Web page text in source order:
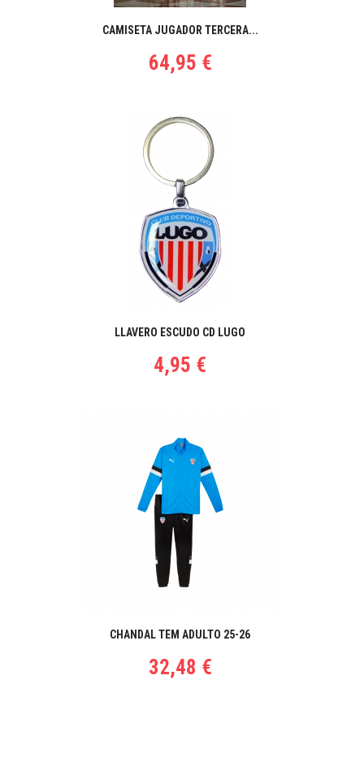
CAMISETA JUGADOR TERCERA...
64,95 €
LLAVERO ESCUDO CD LUGO
4,95 €
CHANDAL TEM ADULTO 25-26
32,48 €